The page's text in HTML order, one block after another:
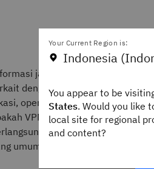
jaringan sangat penting
dengan potensi aktivitas
operator atau layanan
VPN sedang digunakan atau
di perangkat karena ini
umum.
Your Current Region is:
Indonesia
You appear to be
States. Would you like
local site for regional
and content?